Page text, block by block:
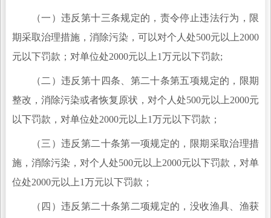
（一）违反第十三条规定的，责令停止违法行为，限
期采取治理措施，消除污染，可以对个人处500元以上2000
元以下罚款；对单位处2000元以上1万元以下罚款;
（二）违反第十四条、第二十条第五项规定的，限期
整改，消除污染或者恢复原状，对个人处500元以上2000元
以下罚款，对单位处2000元以上1万元以下罚款；
（三）违反第二十条第一项规定的，限期采取治理措
施，消除污染，对个人处500元以上2000元以下罚款，对单
位处2000元以上1万元以下罚款；
（四）违反第二十条第二项规定的，没收渔具、渔获